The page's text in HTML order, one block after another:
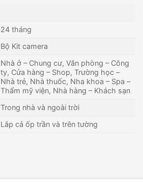
24 tháng
Bộ Kit camera
Nhà ở – Chung cư, Văn phòng – Công
ty, Cửa hàng – Shop, Trường học –
Nhà trẻ, Nhà thuốc, Nha khoa – Spa –
Thẩm mỹ viện, Nhà hàng – Khách sạn
Trong nhà và ngoài trời
Lắp cả ốp trần và trên tường